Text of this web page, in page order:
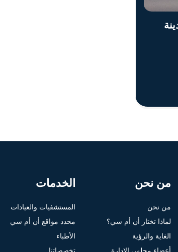
من نحن
من نحن
لماذا تختار أن أم سي؟
الغاية والرؤية
الخدمات
المستشفيات والعيادات
محدد مواقع أن أم سي
الأطباء